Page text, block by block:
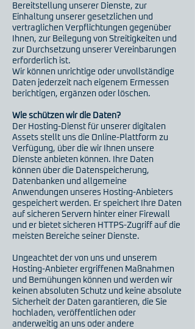
Bereitstellung unserer Dienste, zur
Einhaltung unserer gesetzlichen und
vertraglichen Verpflichtungen gegenüber
Ihnen, zur Beilegung von Streitigkeiten und
zur Durchsetzung unserer Vereinbarungen
erforderlich ist.
Wir können unrichtige oder unvollständige
Daten jederzeit nach eigenem Ermessen
berichtigen, ergänzen oder löschen.
Wie schützen wir die Daten?
Der Hosting-Dienst für unserer digitalen
Assets stellt uns die Online-Plattform zu
Verfügung, über die wir Ihnen unsere
Dienste anbieten können. Ihre Daten
können über die Datenspeicherung,
Datenbanken und allgemeine
Anwendungen unseres Hosting-Anbieters
gespeichert werden. Er speichert Ihre Daten
auf sicheren Servern hinter einer Firewall
und er bietet sicheren HTTPS-Zugriff auf die
meisten Bereiche seiner Dienste.
Ungeachtet der von uns und unserem
Hosting-Anbieter ergriffenen Maßnahmen
und Bemühungen können und werden wir
keinen absoluten Schutz und keine absolute
Sicherheit der Daten garantieren, die Sie
hochladen, veröffentlichen oder
anderweitig an uns oder andere